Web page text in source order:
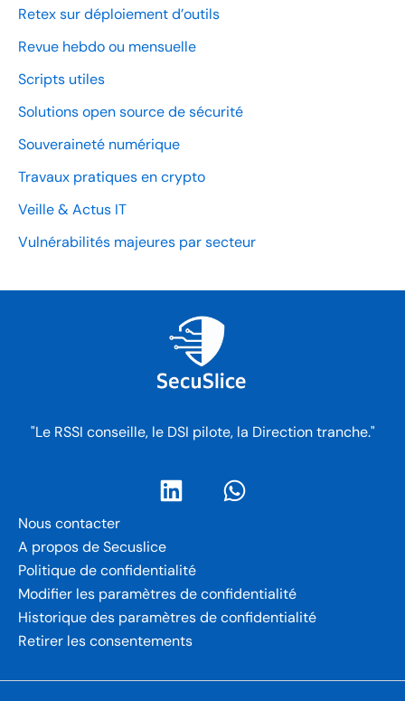
Retex sur déploiement d’outils
Revue hebdo ou mensuelle
Scripts utiles
Solutions open source de sécurité
Souveraineté numérique
Travaux pratiques en crypto
Veille & Actus IT
Vulnérabilités majeures par secteur
"Le RSSI conseille, le DSI pilote, la Direction tranche."
Nous contacter
A propos de Secuslice
Politique de confidentialité
Modifier les paramètres de confidentialité
Historique des paramètres de confidentialité
Retirer les consentements